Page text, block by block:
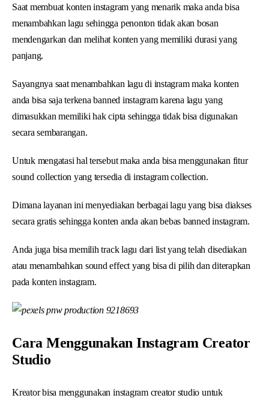
Saat membuat konten instagram yang menarik maka anda bisa
menambahkan lagu sehingga penonton tidak akan bosan
mendengarkan dan melihat konten yang memiliki durasi yang
panjang.
Sayangnya saat menambahkan lagu di instagram maka konten
anda bisa saja terkena banned instagram karena lagu yang
dimasukkan memiliki hak cipta sehingga tidak bisa digunakan
secara sembarangan.
Untuk mengatasi hal tersebut maka anda bisa menggunakan fitur
sound collection yang tersedia di instagram collection.
Dimana layanan ini menyediakan berbagai lagu yang bisa diakses
secara gratis sehingga konten anda akan bebas banned instagram.
Anda juga bisa memilih track lagu dari list yang telah disediakan
atau menambahkan sound effect yang bisa di pilih dan diterapkan
pada konten instagram.
Cara Menggunakan Instagram Creator
Studio
Kreator bisa menggunakan instagram creator studio untuk